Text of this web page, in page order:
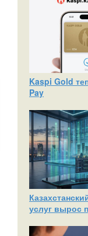
Kaspi Gold
Pay
услуг вырос